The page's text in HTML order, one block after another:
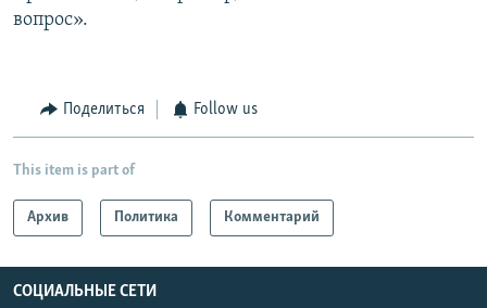
вопрос».
Поделиться Follow us
This item is part of
Архив Политика Комментарий
СОЦИАЛЬНЫЕ СЕТИ